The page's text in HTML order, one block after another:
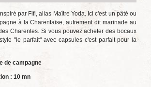
par Fifi, alias Maître Yoda. Ici c'est un pâté ou
à la Charentaise, autrement dit marinade au
Charentes. Si vous pouvez acheter des bocaux
"le parfait" avec capsules c'est parfait pour la
de campagne
: 10 mn